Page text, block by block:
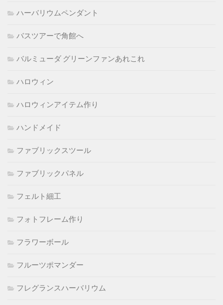
ハーバリウムペンダント
バスツアーで角館へ
バルミューダ グリーンファンあれこれ
ハロウィン
ハロウィンアイテム作り
ハンドメイド
ファブリックスツール
ファブリックパネル
フェルト細工
フォトフレーム作り
フラワーボール
フルーツポマンダー
フレグランスハーバリウム